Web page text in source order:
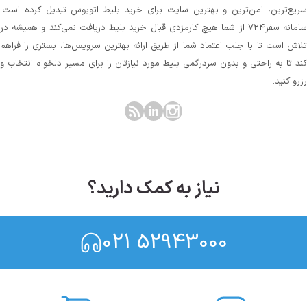
سریع‌ترین، امن‌ترین و بهترین سایت برای خرید بلیط اتوبوس تبدیل کرده است.
سامانه سفر۷۲۴ از شما هیچ کارمزدی قبال خرید بلیط دریافت نمی‌کند و همیشه در
تلاش است تا با جلب اعتماد شما از طریق ارائه بهترین سرویس‌ها، بستری را فراهم
کند تا به راحتی و بدون سردرگمی بلیط مورد نیازتان را برای مسیر دلخواه انتخاب و
رزرو کنید.
نیاز به کمک دارید؟
021 52943000